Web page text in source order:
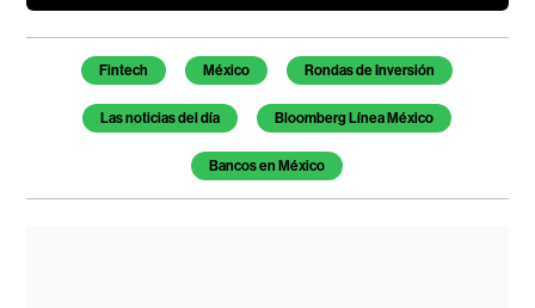
Temas de este artículo
Fintech México Rondas de Inversión
Las noticias del día Bloomberg Línea México
Bancos en México